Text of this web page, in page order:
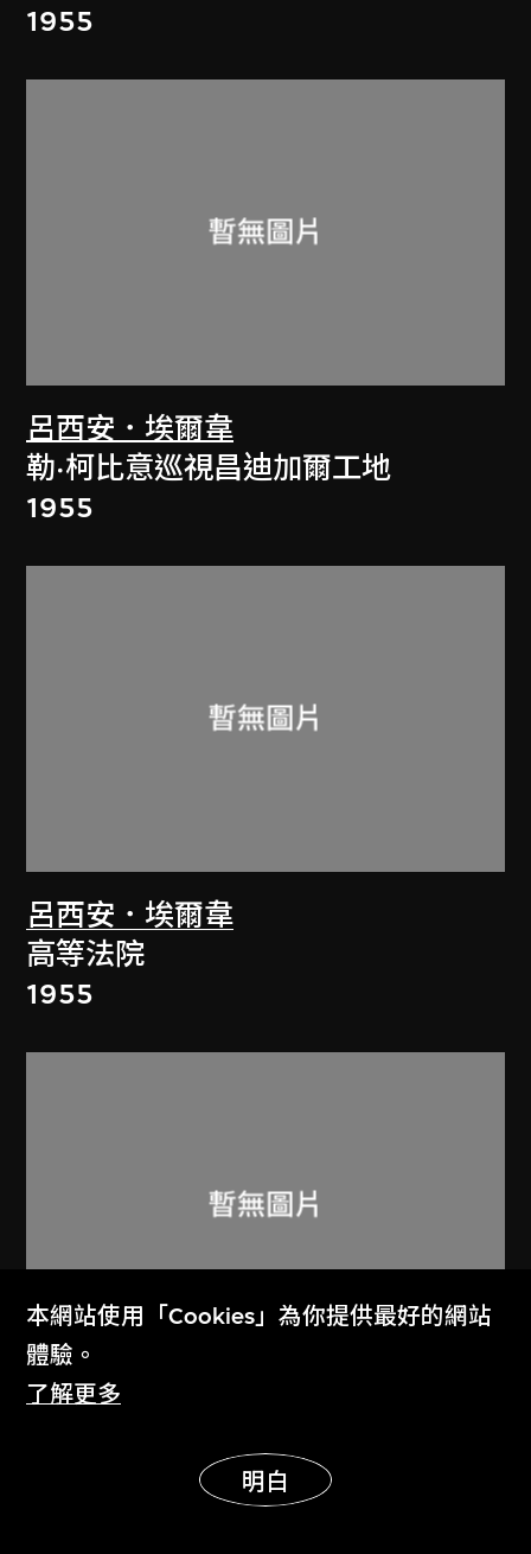
1955
呂西安．埃爾韋
勒·柯比意巡視昌迪加爾工地
1955
呂西安．埃爾韋
高等法院
1955
呂西安．埃爾韋
展出中
本網站使用「Cookies」為你提供最好的網站
體驗。
了解更多
明白
展示更多